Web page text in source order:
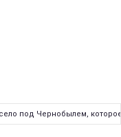
под Чернобылем,